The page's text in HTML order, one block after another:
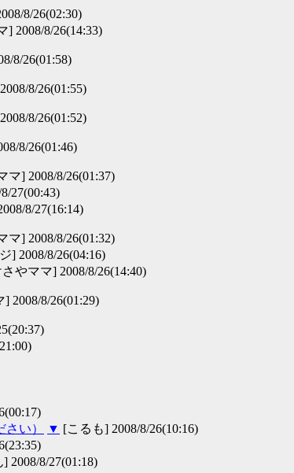
8/26(02:30)
] 2008/8/26(14:33)
8/26(01:58)
8/26(01:55)
8/26(01:52)
8/26(01:46)
マ] 2008/8/26(01:37)
27(00:43)
8/27(16:14)
マ] 2008/8/26(01:32)
] 2008/8/26(04:16)
やママ] 2008/8/26(14:40)
2008/8/26(01:29)
い） ▼ [こるも] 2008/8/26(10:16)
2008/8/27(01:18)